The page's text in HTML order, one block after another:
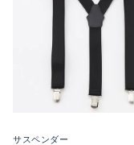
サスペンダー